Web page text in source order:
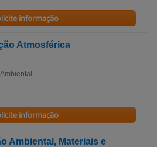
informação
Atmosférica
informação
Ambiental, Materiais e